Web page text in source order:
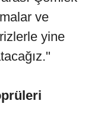
ve
yine